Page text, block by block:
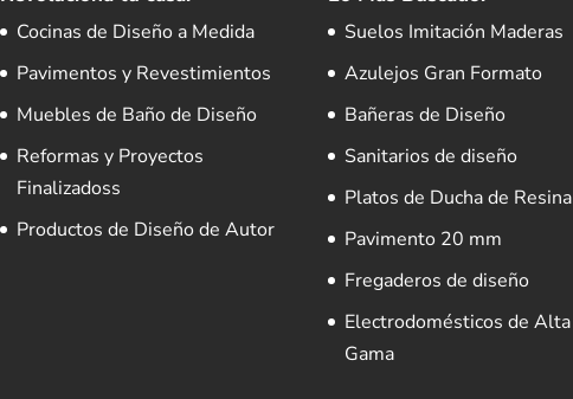
Cocinas de Diseño a Medida
Pavimentos y Revestimientos
Muebles de Baño de Diseño
Reformas y Proyectos
Finalizadoss
Productos de Diseño de Autor
Suelos Imitación Maderas
Azulejos Gran Formato
Bañeras de Diseño
Sanitarios de diseño
Platos de Ducha de Resina
Pavimento 20 mm
Fregaderos de diseño
Electrodomésticos de Alta
Gama